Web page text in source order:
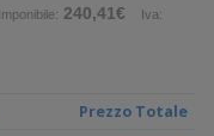
Imponibile: 240,41€ Iva:
Prezzo Totale